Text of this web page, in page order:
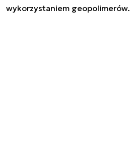
wykorzystaniem geopolimerów.